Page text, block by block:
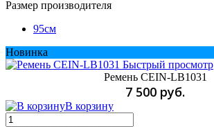
Размер производителя
95см
Новинка
Быстрый просмотр
Ремень CEIN-LB1031
7 500 руб.
В корзину